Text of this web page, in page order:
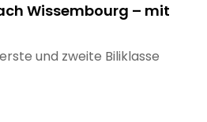
Wissembourg – mit
und zweite Biliklasse